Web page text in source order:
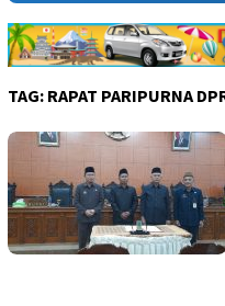
TAG: RAPAT PARIPURNA